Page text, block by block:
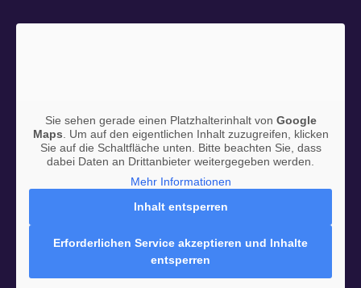
Sie sehen gerade einen Platzhalterinhalt von Google
Maps . Um auf den eigentlichen Inhalt zuzugreifen, klicken
Sie auf die Schaltfläche unten. Bitte beachten Sie, dass
dabei Daten an Drittanbieter weitergegeben werden.
Mehr Informationen
Inhalt entsperren
Erforderlichen Service akzeptieren und Inhalte
entsperren